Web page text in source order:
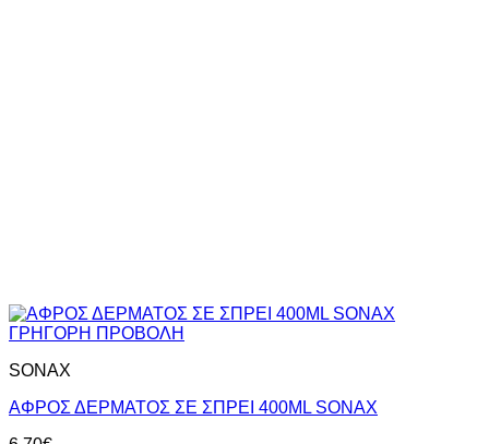
ΓΡΗΓΟΡΗ ΠΡΟΒΟΛΗ
SONAX
ΑΦΡΟΣ ΔΕΡΜΑΤΟΣ ΣΕ ΣΠΡΕΙ 400ML SONAX